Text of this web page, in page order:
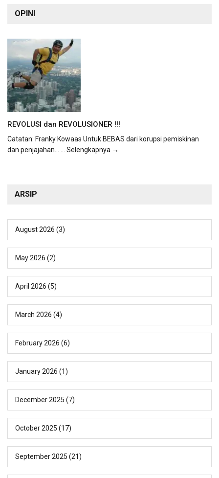
OPINI
REVOLUSI dan REVOLUSIONER !!!
Catatan: Franky Kowaas Untuk BEBAS dari korupsi pemiskinan
dan penjajahan...
... Selengkapnya →
ARSIP
August 2026 (3)
May 2026 (2)
April 2026 (5)
March 2026 (4)
February 2026 (6)
January 2026 (1)
December 2025 (7)
October 2025 (17)
September 2025 (21)